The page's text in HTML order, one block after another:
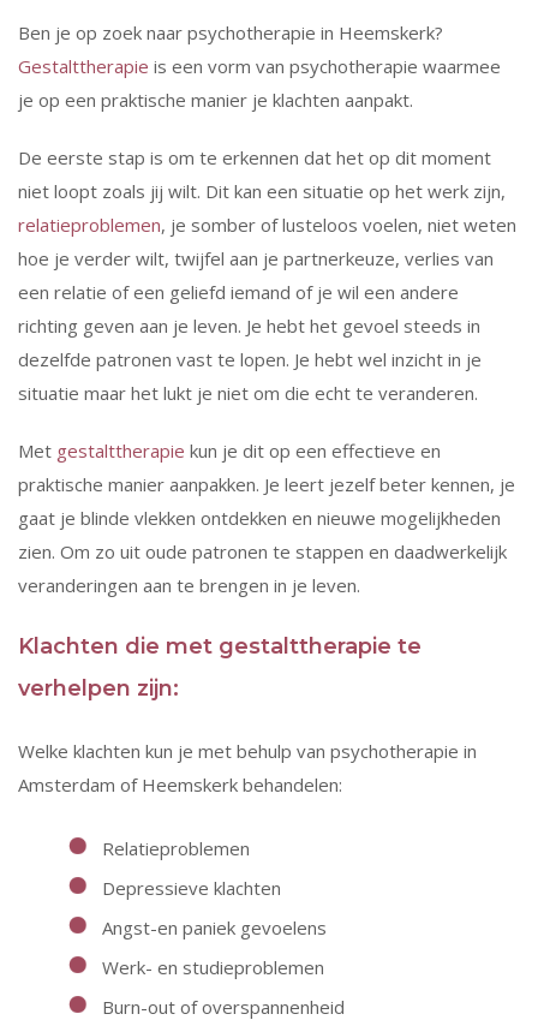
Ben je op zoek naar psychotherapie in Heemskerk?
Gestalttherapie is een vorm van psychotherapie waarmee
je op een praktische manier je klachten aanpakt.
De eerste stap is om te erkennen dat het op dit moment
niet loopt zoals jij wilt. Dit kan een situatie op het werk zijn,
relatieproblemen, je somber of lusteloos voelen, niet weten
hoe je verder wilt, twijfel aan je partnerkeuze, verlies van
een relatie of een geliefd iemand of je wil een andere
richting geven aan je leven. Je hebt het gevoel steeds in
dezelfde patronen vast te lopen. Je hebt wel inzicht in je
situatie maar het lukt je niet om die echt te veranderen.
Met gestalttherapie kun je dit op een effectieve en
praktische manier aanpakken. Je leert jezelf beter kennen, je
gaat je blinde vlekken ontdekken en nieuwe mogelijkheden
zien. Om zo uit oude patronen te stappen en daadwerkelijk
veranderingen aan te brengen in je leven.
Klachten die met gestalttherapie te
verhelpen zijn:
Welke klachten kun je met behulp van psychotherapie in
Amsterdam of Heemskerk behandelen:
Relatieproblemen
Depressieve klachten
Angst-en paniek gevoelens
Werk- en studieproblemen
Burn-out of overspannenheid